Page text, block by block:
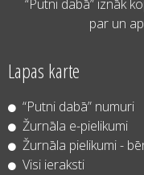
“Putni dabā” iznāk
par un
Lapas karte
“Putni dabā” numuri
Žurnāla e-pielikumi
Žurnāla pielikumi -
Visi ieraksti